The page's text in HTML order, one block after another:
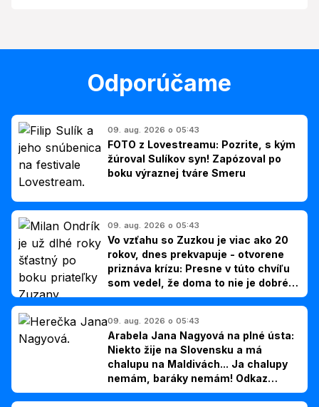
Odporúčame
09. aug. 2026 o 05:43
FOTO z Lovestreamu: Pozrite, s kým
žúroval Sulíkov syn! Zapózoval po
boku výraznej tváre Smeru
09. aug. 2026 o 05:43
Vo vzťahu so Zuzkou je viac ako 20
rokov, dnes prekvapuje - otvorene
priznáva krízu: Presne v túto chvíľu
som vedel, že doma to nie je dobré,
hovorí Milan Ondrík
09. aug. 2026 o 05:43
Arabela Jana Nagyová na plné ústa:
Niekto žije na Slovensku a má
chalupu na Maldivách... Ja chalupy
nemám, baráky nemám! Odkaz
Slovákom